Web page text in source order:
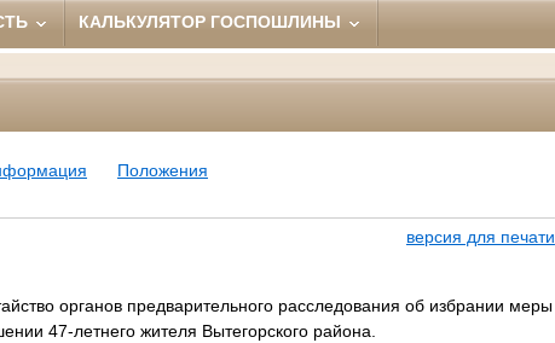
КАЛЬКУЛЯТОР ГОСПОШЛИНЫ
Положения
версия для печати
органов предварительного расследования об избрании меры
47-летнего жителя Вытегорского района.